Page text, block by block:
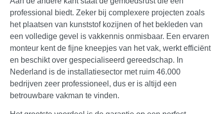
professional biedt. Zeker bij complexere projecten zoals
het plaatsen van kunststof kozijnen of het bekleden van
een volledige gevel is vakkennis onmisbaar. Een ervaren
monteur kent de fijne kneepjes van het vak, werkt efficiënt
en beschikt over gespecialiseerd gereedschap. In
Nederland is de installatiesector met ruim 46.000
bedrijven zeer professioneel, dus er is altijd een
betrouwbare vakman te vinden.